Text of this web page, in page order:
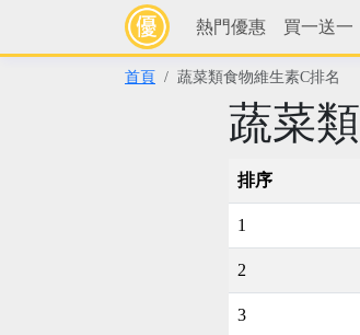
熱門優惠 買一送一
首頁 蔬菜類食物維生素C排名
蔬菜
排序
1
2
3